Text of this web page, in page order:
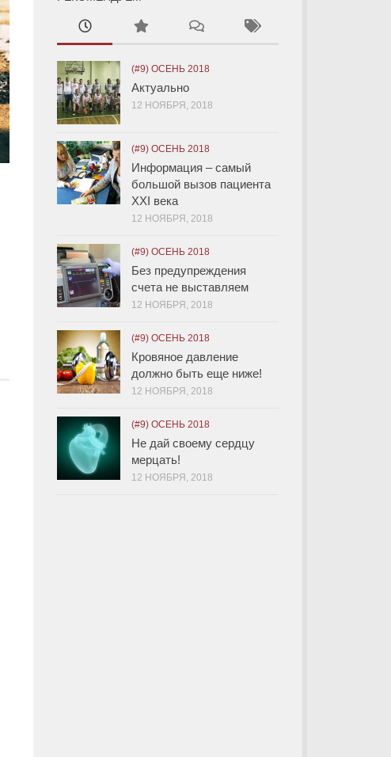
(#9) ОСЕНЬ 2018
Актуально
12 НОЯБРЯ, 2018
(#9) ОСЕНЬ 2018
Информация – самый
большой вызов пациента
XXI века
12 НОЯБРЯ, 2018
(#9) ОСЕНЬ 2018
Без предупреждения
счета не выставляем
12 НОЯБРЯ, 2018
(#9) ОСЕНЬ 2018
Кровяное давление
должно быть еще ниже!
12 НОЯБРЯ, 2018
(#9) ОСЕНЬ 2018
Не дай своему сердцу
мерцать!
12 НОЯБРЯ, 2018